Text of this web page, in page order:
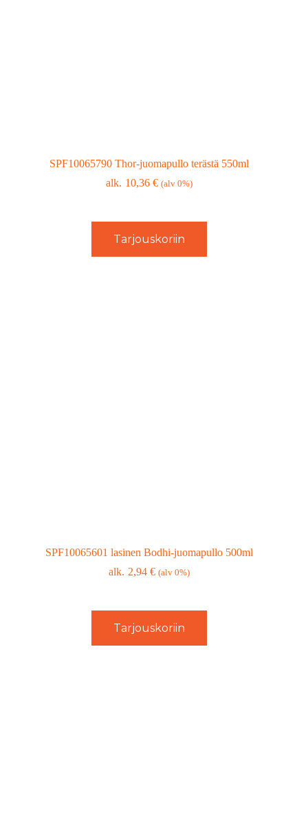
SPF10065790 Thor-juomapullo terästä 550ml
10,36€ (alv 0%)
Tarjouskoriin
SPF10065601 lasinen Bodhi-juomapullo 500ml
2,94€ (alv 0%)
Tarjouskoriin